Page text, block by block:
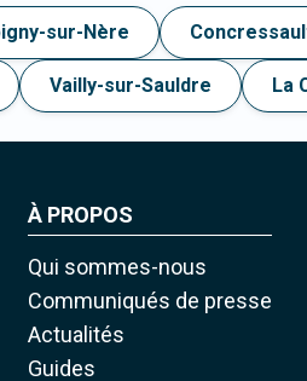
sur-Nère
Vailly-sur-Sauldre La
À PROPOS
Qui sommes-nous
Communiqués de presse
Actualités
Guides